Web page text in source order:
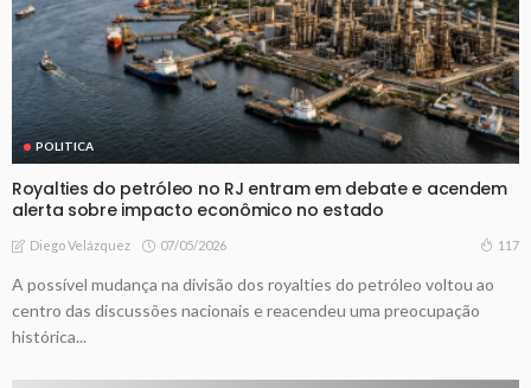
POLITICA
Royalties do petróleo no RJ entram em debate e acendem
alerta sobre impacto econômico no estado
Diego Velázquez 07/05/2026 117
A possível mudança na divisão dos royalties do petróleo voltou ao
centro das discussões nacionais e reacendeu uma preocupação
histórica...